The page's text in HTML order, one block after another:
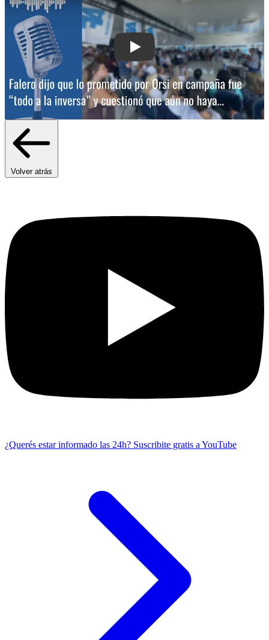
Play: Falero dijo que lo prometido por
Volver atrás
¿Querés estar informado las 24h? Suscribite gratis a YouTube